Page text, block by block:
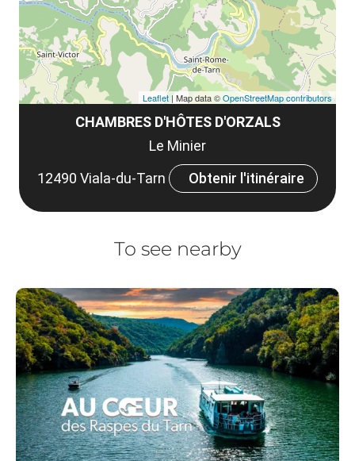
CHAMBRES D'HÔTES D'ORZALS
Le Minier
12490 Viala-du-Tarn
Obtenir l'itinéraire
Leaflet | Map data ©OpenStreetMap contributors
To see nearby